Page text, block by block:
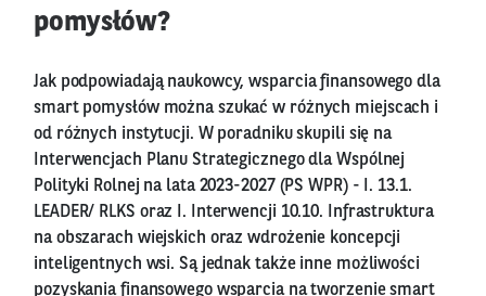
pomysłów?
Jak podpowiadają naukowcy, wsparcia finansowego dla
smart pomysłów można szukać w różnych miejscach i
od różnych instytucji. W poradniku skupili się na
Interwencjach Planu Strategicznego dla Wspólnej
Polityki Rolnej na lata 2023-2027 (PS WPR) - I. 13.1.
LEADER/ RLKS oraz I. Interwencji 10.10. Infrastruktura
na obszarach wiejskich oraz wdrożenie koncepcji
inteligentnych wsi. Są jednak także inne możliwości
pozyskania finansowego wsparcia na tworzenie smart